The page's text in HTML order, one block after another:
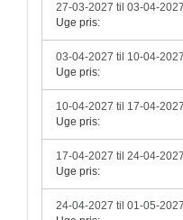
27-03-2027 til 03-04-2027
Uge pris:
03-04-2027 til 10-04-2027
Uge pris:
10-04-2027 til 17-04-2027
Uge pris:
17-04-2027 til 24-04-2027
Uge pris:
24-04-2027 til 01-05-2027